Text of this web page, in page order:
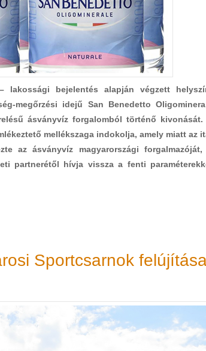
lakossági bejelentés alapján végzett
megőrzési idejű San Benedetto
ásványvíz forgalomból történő kivonását.
mellékszaga indokolja, amely miatt az
az ásványvíz magyarországi forgalmazóját,
partnerétől hívja vissza a fenti
Sportcsarnok